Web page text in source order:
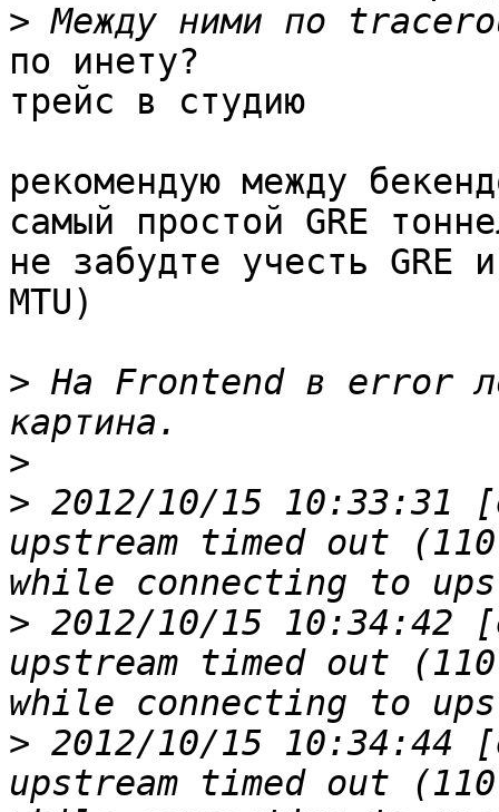
>
по инету?
трейс в студию
рекомендую между
самый простой GRE
не забудте учесть GRE
MTU)
> На Frontend в error
>
> 2012/10/15 10:33:31
upstream timed out
> 2012/10/15 10:34:42
upstream timed out
> 2012/10/15 10:34:44
upstream timed out